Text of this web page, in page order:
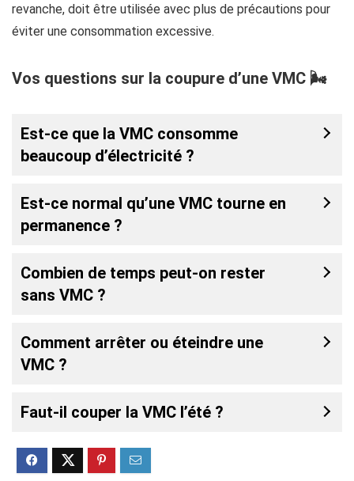
revanche, doit être utilisée avec plus de précautions pour
éviter une consommation excessive.
Vos questions sur la coupure d’une VMC 🌬
Est-ce que la VMC consomme
beaucoup d’électricité ?
Est-ce normal qu’une VMC tourne en
permanence ?
Combien de temps peut-on rester
sans VMC ?
Comment arrêter ou éteindre une
VMC ?
Faut-il couper la VMC l’été ?